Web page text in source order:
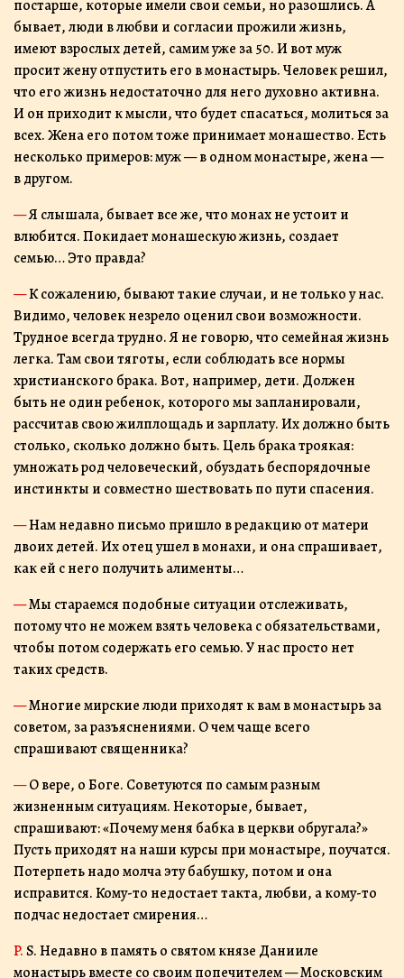
постарше, которые имели свои семьи, но разошлись. А
бывает, люди в любви и согласии прожили жизнь,
имеют взрослых детей, самим уже за 50. И вот муж
просит жену отпустить его в монастырь. Человек решил,
что его жизнь недостаточно для него духовно активна.
И он приходит к мысли, что будет спасаться, молиться за
всех. Жена его потом тоже принимает монашество. Есть
несколько примеров: муж — в одном монастыре, жена —
в другом.
— Я слышала, бывает все же, что монах не устоит и
влюбится. Покидает монашескую жизнь, создает
семью… Это правда?
— К сожалению, бывают такие случаи, и не только у нас.
Видимо, человек незрело оценил свои возможности.
Трудное всегда трудно. Я не говорю, что семейная жизнь
легка. Там свои тяготы, если соблюдать все нормы
христианского брака. Вот, например, дети. Должен
быть не один ребенок, которого мы запланировали,
рассчитав свою жилплощадь и зарплату. Их должно быть
столько, сколько должно быть. Цель брака троякая:
умножать род человеческий, обуздать беспорядочные
инстинкты и совместно шествовать по пути спасения.
— Нам недавно письмо пришло в редакцию от матери
двоих детей. Их отец ушел в монахи, и она спрашивает,
как ей с него получить алименты…
— Мы стараемся подобные ситуации отслеживать,
потому что не можем взять человека с обязательствами,
чтобы потом содержать его семью. У нас просто нет
таких средств.
— Многие мирские люди приходят к вам в монастырь за
советом, за разъяснениями. О чем чаще всего
спрашивают священника?
— О вере, о Боге. Советуются по самым разным
жизненным ситуациям. Некоторые, бывает,
спрашивают: «Почему меня бабка в церкви обругала?»
Пусть приходят на наши курсы при монастыре, поучатся.
Потерпеть надо молча эту бабушку, потом и она
исправится. Кому-то недостает такта, любви, а кому-то
подчас недостает смирения…
P. S. Недавно в память о святом князе Данииле
монастырь вместе со своим попечителем — Московским